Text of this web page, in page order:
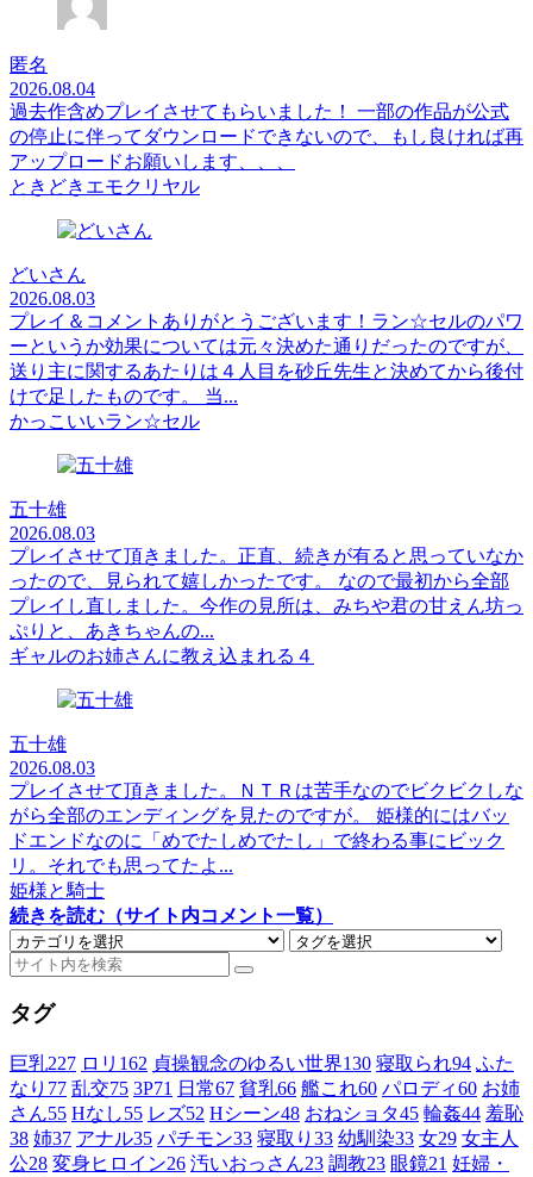
匿名
2026.08.04
過去作含めプレイさせてもらいました！ 一部の作品が公式
の停止に伴ってダウンロードできないので、もし良ければ再
アップロードお願いします、、、
ときどきエモクリヤル
どいさん
2026.08.03
プレイ＆コメントありがとうございます！ラン☆セルのパワ
ーというか効果については元々決めた通りだったのですが、
送り主に関するあたりは４人目を砂丘先生と決めてから後付
けで足したものです。 当...
かっこいいラン☆セル
五十雄
2026.08.03
プレイさせて頂きました。正直、続きが有ると思っていなか
ったので、見られて嬉しかったです。 なので最初から全部
プレイし直しました。今作の見所は、みちや君の甘えん坊っ
ぷりと、あきちゃんの...
ギャルのお姉さんに教え込まれる４
五十雄
2026.08.03
プレイさせて頂きました。ＮＴＲは苦手なのでビクビクしな
がら全部のエンディングを見たのですが。 姫様的にはバッ
ドエンドなのに「めでたしめでたし」で終わる事にビック
リ。それでも思ってたよ...
姫様と騎士
続きを読む（サイト内コメント一覧）
タグ
巨乳227 ロリ 162 貞操観念のゆるい世界130 寝取られ94 ふた
なり 77 乱交75 3P71 日常67 貧乳66 艦これ60 パロディ60 お姉
さん55 Hなし55 レズ52 Hシーン48 おねショタ45 輪姦44 羞恥
38 姉37 アナル35 パチモン33 寝取り 33 幼馴染33 女29 女主人
公28 変身ヒロイン26 汚いおっさん23 調教23 眼鏡21 妊婦・